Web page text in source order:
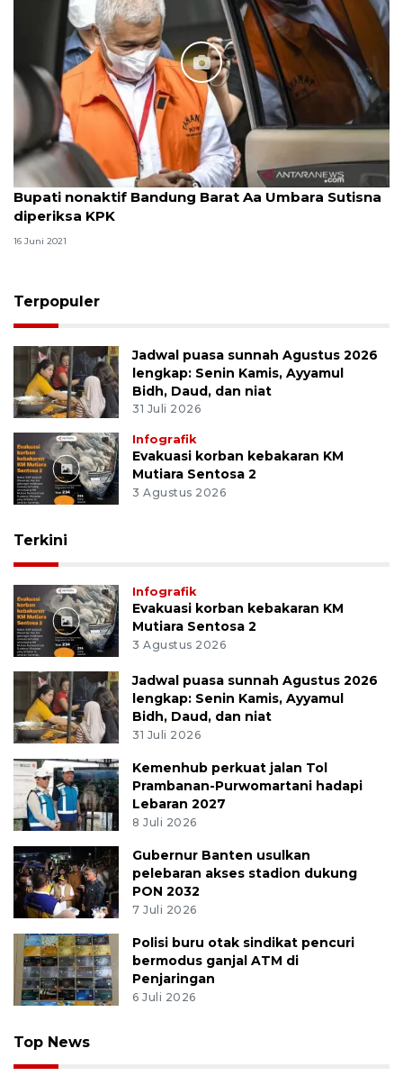
Bupati nonaktif Bandung Barat Aa Umbara Sutisna
diperiksa KPK
16 Juni 2021
Terpopuler
Jadwal puasa sunnah Agustus 2026
lengkap: Senin Kamis, Ayyamul
Bidh, Daud, dan niat
31 Juli 2026
Infografik
Evakuasi korban kebakaran KM
Mutiara Sentosa 2
3 Agustus 2026
Terkini
Infografik
Evakuasi korban kebakaran KM
Mutiara Sentosa 2
3 Agustus 2026
Jadwal puasa sunnah Agustus 2026
lengkap: Senin Kamis, Ayyamul
Bidh, Daud, dan niat
31 Juli 2026
Kemenhub perkuat jalan Tol
Prambanan-Purwomartani hadapi
Lebaran 2027
8 Juli 2026
Gubernur Banten usulkan
pelebaran akses stadion dukung
PON 2032
7 Juli 2026
Polisi buru otak sindikat pencuri
bermodus ganjal ATM di
Penjaringan
6 Juli 2026
Top News